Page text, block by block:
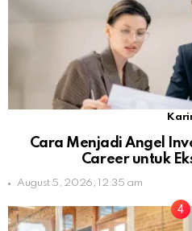
Cara Menjadi Angel
Career untuk
August 5, 2026, 12:35 am